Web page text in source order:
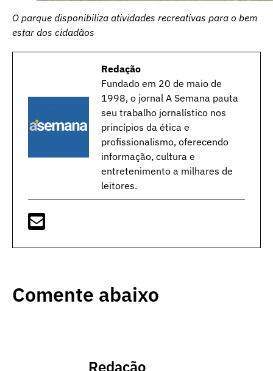
O parque disponibiliza atividades recreativas para o bem
estar dos cidadãos
Redação
Fundado em 20 de maio de
1998, o jornal A Semana pauta
seu trabalho jornalístico nos
princípios da ética e
profissionalismo, oferecendo
informação, cultura e
entretenimento a milhares de
leitores.
Comente abaixo
Redação